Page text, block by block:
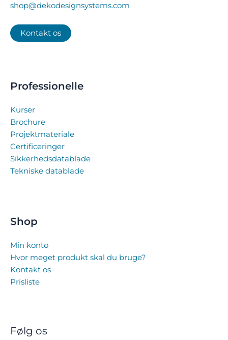
shop@dekodesignsystems.com
Kontakt os
Professionelle
Kurser
Brochure
Projektmateriale
Certificeringer
Sikkerhedsdatablade
Tekniske datablade
Shop
Min konto
Hvor meget produkt skal du bruge?
Kontakt os
Prisliste
Følg os